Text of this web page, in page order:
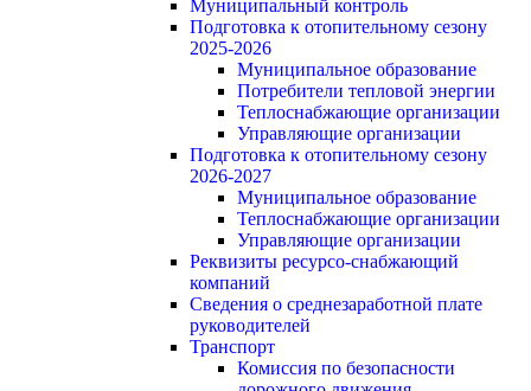
Муниципальный контроль
Подготовка к отопительному сезону
2025-2026
Муниципальное образование
Потребители тепловой энергии
Теплоснабжающие организации
Управляющие организации
Подготовка к отопительному сезону
2026-2027
Муниципальное образование
Теплоснабжающие организации
Управляющие организации
Реквизиты ресурсо-снабжающий
компаний
Сведения о среднезаработной плате
руководителей
Транспорт
Комиссия по безопасности